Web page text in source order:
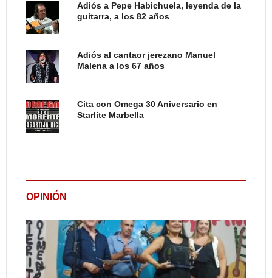
Adiós a Pepe Habichuela, leyenda de la
guitarra, a los 82 años
Adiós al cantaor jerezano Manuel
Malena a los 67 años
Cita con Omega 30 Aniversario en
Starlite Marbella
OPINIÓN